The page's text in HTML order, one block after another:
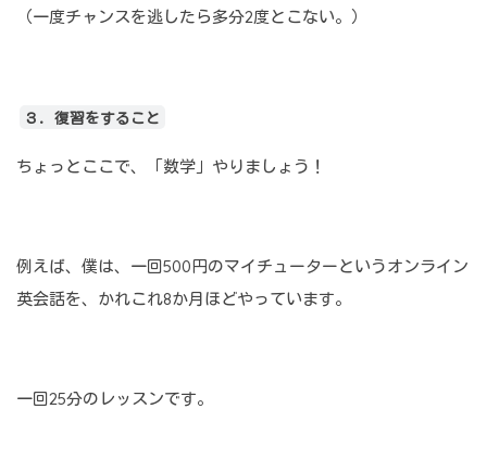
（一度チャンスを逃したら多分2度とこない。）
３．復習をすること
ちょっとここで、「数学」やりましょう！
例えば、僕は、一回500円のマイチューターというオンライン
英会話を、かれこれ8か月ほどやっています。
一回25分のレッスンです。